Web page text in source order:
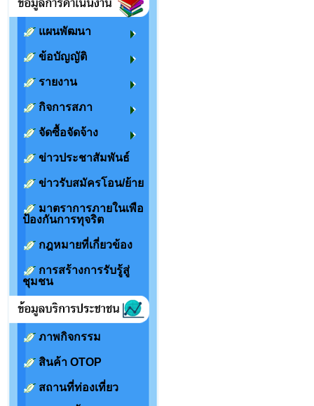
แผนพัฒนา
ข้อบัญญัติ
รายงาน
กิจการสภา
จัดซื้อจัดจ้าง
ข่าวประชาสัมพันธ์
ข่าวรับสมัครโอน/ย้าย
มาตราการภายในเพือ
ป้องกันการทุจริต
กฎหมายที่เกี่ยวข้อง
การสร้างการรับรู้สู่
ชุมชน
ภาพกิจกรรม
สินค้า OTOP
สถานที่ท่องเที่ยว